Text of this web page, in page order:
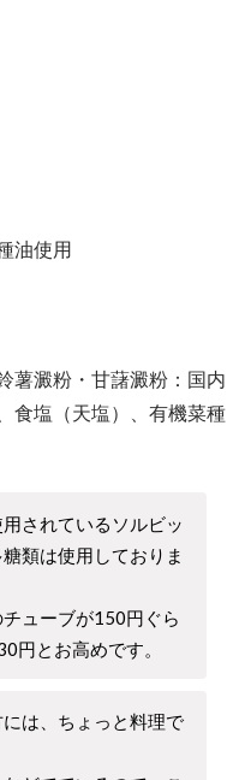
油使用
薯澱粉・甘藷澱粉：国内
食塩（天塩）、有機菜種
されているソルビッ
類は使用しておりま
ューブが150円ぐら
円とお高めです。
は、ちょっと料理で